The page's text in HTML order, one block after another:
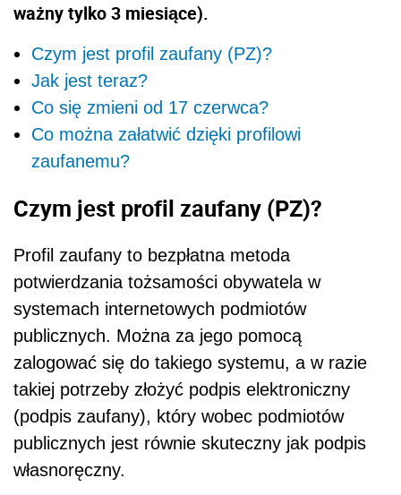
ważny tylko 3 miesiące).
Czym jest profil zaufany (PZ)?
Jak jest teraz?
Co się zmieni od 17 czerwca?
Co można załatwić dzięki profilowi
zaufanemu?
Czym jest profil zaufany (PZ)?
Profil zaufany to bezpłatna metoda
potwierdzania tożsamości obywatela w
systemach internetowych podmiotów
publicznych. Można za jego pomocą
zalogować się do takiego systemu, a w razie
takiej potrzeby złożyć podpis elektroniczny
(podpis zaufany), który wobec podmiotów
publicznych jest równie skuteczny jak podpis
własnoręczny.